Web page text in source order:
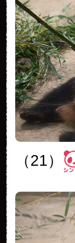
（21）